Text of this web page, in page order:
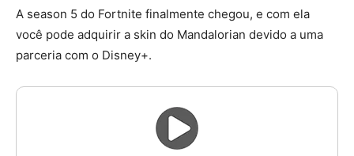
A season 5 do Fortnite finalmente chegou, e com ela
você pode adquirir a skin do Mandalorian devido a uma
parceria com o Disney+.